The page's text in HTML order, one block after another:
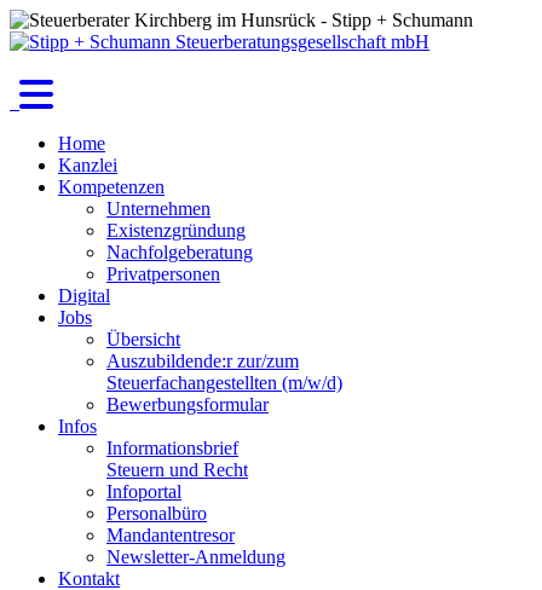
Home
Kanzlei
Kompetenzen
Unternehmen
Existenzgründung
Nachfolgeberatung
Privatpersonen
Digital
Jobs
Übersicht
Auszubildende:r zur/zum
Steuerfachangestellten (m/w/d)
Bewerbungsformular
Infos
Informationsbrief
Steuern und Recht
Infoportal
Personalbüro
Mandantentresor
Newsletter-Anmeldung
Kontakt